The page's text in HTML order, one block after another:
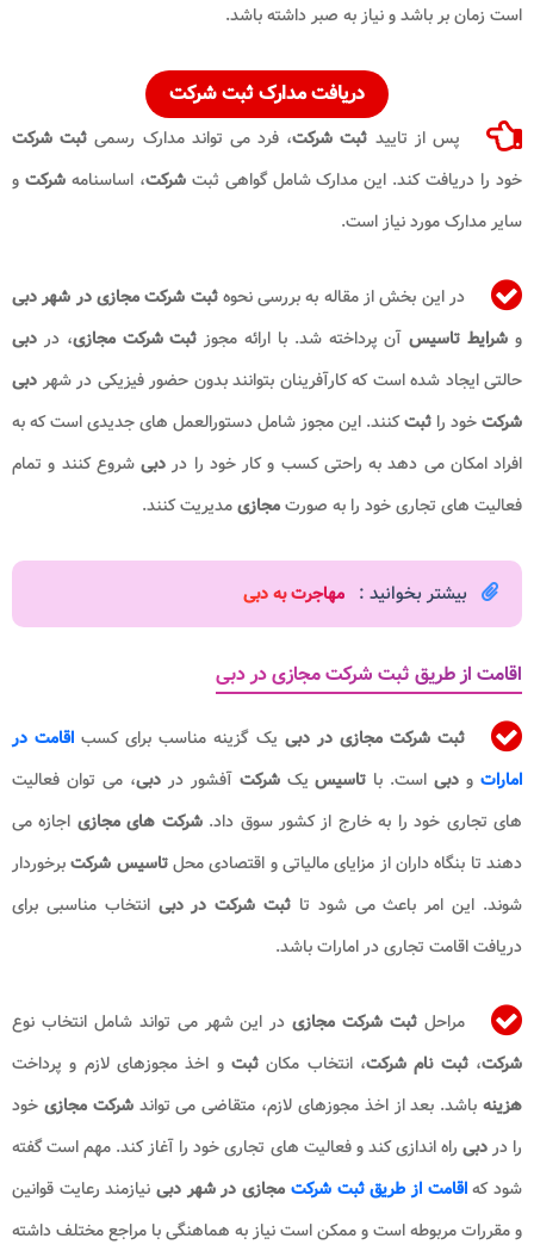
است زمان بر باشد و نیاز به صبر داشته باشد.
دریافت مدارک ثبت شرکت
پس از تایید ثبت شرکت، فرد می تواند مدارک رسمیثبت شرکت
خود را دریافت کند. این مدارک شامل گواهی ثبتشرکت، اساسنامهشرکت و
سایر مدارک مورد نیاز است.
در این بخش از مقاله به بررسی نحوهثبت شرکت مجازی در شهر دبی
و شرایط تاسیسآن پرداخته شد. با ارائه مجوزثبت شرکت مجازی، در دبی
حالتی ایجاد شده است که کارآفرینان بتوانند بدون حضور فیزیکی در شهر دبی
شرکتخود را ثبتکنند. این مجوز شامل دستورالعمل‌ های جدیدی است که به
افراد امکان می ‌دهد به راحتی کسب و کار خود را در دبی شروع کنند و تمام
فعالیت ‌های تجاری خود را به صورتمجازیمدیریت کنند.
بیشتر بخوانید : مهاجرت به دبی​
اقامت از طریق ثبت شرکت مجازی در دبی
ثبت شرکت مجازی در دبی یک گزینه مناسب برای کسب اقامت در
اماراتو دبی است. با تاسیس یکشرکتآفشور دردبی، می ‌توان فعالیت
‌های تجاری خود را به خارج از کشور سوق داد.شرکت ‌های مجازی اجازه می‌
دهند تا بنگاه ‌داران از مزایای مالیاتی و اقتصادی محلتاسیس شرکتبرخوردار
شوند. این امر باعث می ‌شود تا ثبت شرکت در دبی انتخاب مناسبی برای
دریافت اقامت تجاری در امارات باشد.
مراحل ثبت شرکت مجازیدر این شهر می تواند شامل انتخاب نوع
شرکت،ثبت نام شرکت، انتخاب مکان ثبتو اخذ مجوزهای لازم و پرداخت
هزینه باشد. بعد از اخذ مجوزهای لازم، متقاضی می تواندشرکت مجازی خود
را دردبی راه اندازی کند و فعالیت های تجاری خود را آغاز کند. مهم است گفته
شود کهاقامت از طریق ثبت شرکت مجازی در شهر دبینیازمند رعایت قوانین
و مقررات مربوطه است و ممکن است نیاز به هماهنگی با مراجع مختلف داشته